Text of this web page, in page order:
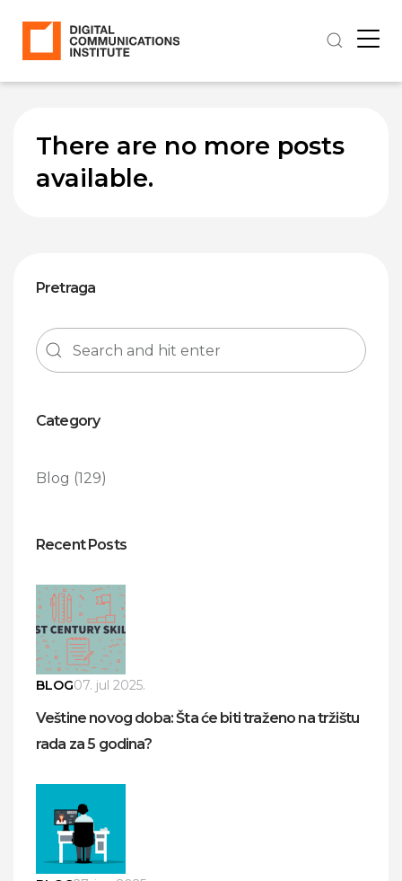
There are no more posts
available.
Pretraga
Category
Blog (129)
Recent Posts
BLOG07. jul 2025.
Veštine novog doba: Šta će biti traženo na tržištu
rada za 5 godina?